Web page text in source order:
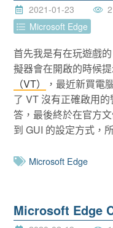
2021-01-23
Microsoft Edge
首先我是有在玩遊戲
擬器會在開啟的時候
（VT）
，最近新買電
了 VT 沒有正確啟用
答，最後終於在官方
到 GUI 的設定方式，
Microsoft Edge
Microsoft Edge